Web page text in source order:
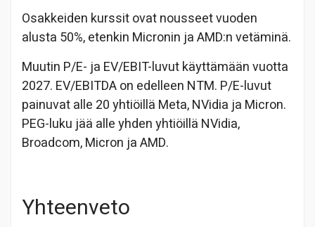
Osakkeiden kurssit ovat nousseet vuoden
alusta 50%, etenkin Micronin ja AMD:n vetäminä.
Muutin P/E- ja EV/EBIT-luvut käyttämään vuotta
2027. EV/EBITDA on edelleen NTM. P/E-luvut
painuvat alle 20 yhtiöillä Meta, NVidia ja Micron.
PEG-luku jää alle yhden yhtiöillä NVidia,
Broadcom, Micron ja AMD.
Yhteenveto